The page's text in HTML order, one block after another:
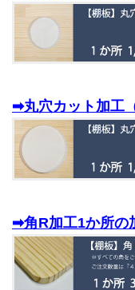
➡丸穴カット加工
➡角R加工1か所の